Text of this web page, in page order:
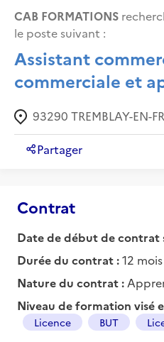
CAB FORMATIONS
le poste suivant :
Assistant
commerciale et
93290 TREMBLAY-EN-
Partager
Contrat
Date de début de contrat
Durée du contrat :12 mois
Nature du contrat :
Niveau de formation visé
Licence BUT